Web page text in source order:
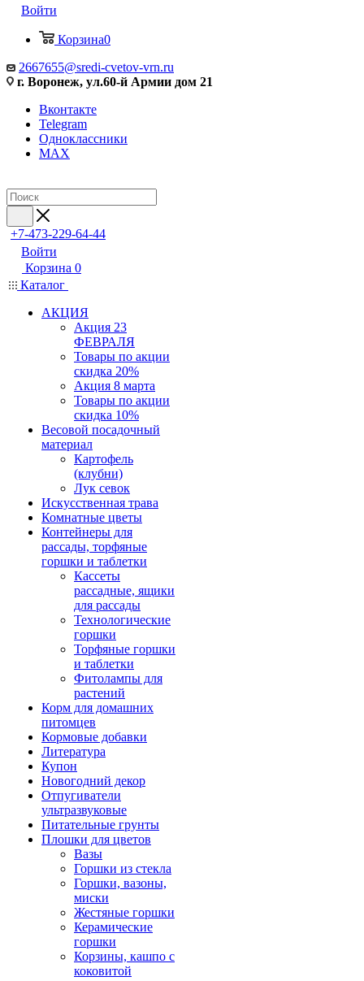
Войти
Корзина0
2667655@sredi-cvetov-vrn.ru
г. Воронеж, ул.60-й Армии дом 21
Вконтакте
Telegram
Одноклассники
MAX
+7-473-229-64-44
Войти
Корзина 0
Каталог
АКЦИЯ
Акция 23
ФЕВРАЛЯ
Товары по акции
скидка 20%
Акция 8 марта
Товары по акции
скидка 10%
Весовой посадочный
материал
Картофель
(клубни)
Лук севок
Искусственная трава
Комнатные цветы
Контейнеры для
рассады, торфяные
горшки и таблетки
Кассеты
рассадные, ящики
для рассады
Технологические
горшки
Торфяные горшки
и таблетки
Фитолампы для
растений
Корм для домашних
питомцев
Кормовые добавки
Литература
Купон
Новогодний декор
Отпугиватели
ультразвуковые
Питательные грунты
Плошки для цветов
Вазы
Горшки из стекла
Горшки, вазоны,
миски
Жестяные горшки
Керамические
горшки
Корзины, кашпо с
коковитой